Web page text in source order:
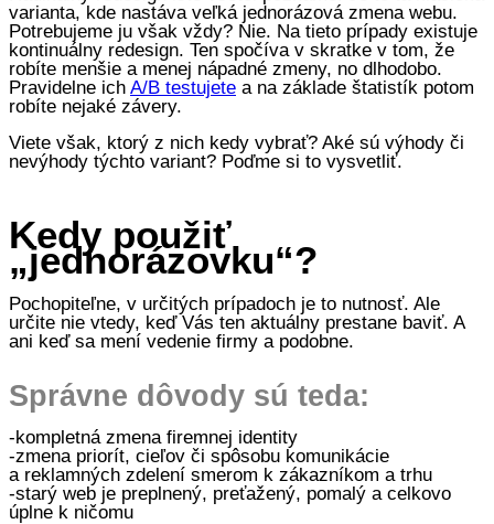
varianta, kde nastáva veľká jednorázová zmena webu.
Potrebujeme ju však vždy? Nie. Na tieto prípady existuje
kontinuálny redesign. Ten spočíva v skratke v tom, že
robíte menšie a menej nápadné zmeny, no dlhodobo.
Pravidelne ich A/B testujete a na základe štatistík potom
robíte nejaké závery.
Viete však, ktorý z nich kedy vybrať? Aké sú výhody či
nevýhody týchto variant? Poďme si to vysvetliť.
Kedy použiť
„jednorázovku“?
Pochopiteľne, v určitých prípadoch je to nutnosť. Ale
určite nie vtedy, keď Vás ten aktuálny prestane baviť. A
ani keď sa mení vedenie firmy a podobne.
Správne dôvody sú teda:
-kompletná zmena firemnej identity
-zmena priorít, cieľov či spôsobu komunikácie
a reklamných zdelení smerom k zákazníkom a trhu
-starý web je preplnený, preťažený, pomalý a celkovo
úplne k ničomu